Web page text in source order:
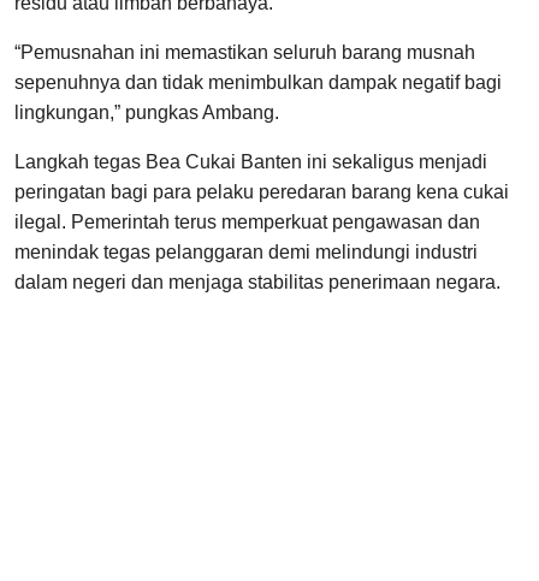
“Pemusnahan ini memastikan seluruh barang musnah
sepenuhnya dan tidak menimbulkan dampak negatif bagi
lingkungan,” pungkas Ambang.
Langkah tegas Bea Cukai Banten ini sekaligus menjadi
peringatan bagi para pelaku peredaran barang kena cukai
ilegal. Pemerintah terus memperkuat pengawasan dan
menindak tegas pelanggaran demi melindungi industri
dalam negeri dan menjaga stabilitas penerimaan negara.